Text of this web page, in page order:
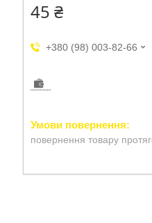
45 ₴
+380 (98) 003-82-66
повернення товару